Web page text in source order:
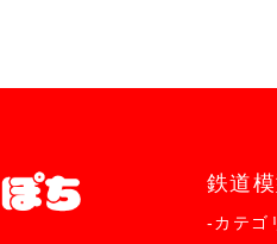
鉄道
-カテゴ